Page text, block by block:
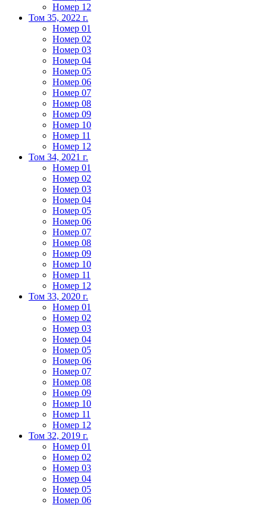
Номер 12
Том 35, 2022 г.
Номер 01
Номер 02
Номер 03
Номер 04
Номер 05
Номер 06
Номер 07
Номер 08
Номер 09
Номер 10
Номер 11
Номер 12
Том 34, 2021 г.
Номер 01
Номер 02
Номер 03
Номер 04
Номер 05
Номер 06
Номер 07
Номер 08
Номер 09
Номер 10
Номер 11
Номер 12
Том 33, 2020 г.
Номер 01
Номер 02
Номер 03
Номер 04
Номер 05
Номер 06
Номер 07
Номер 08
Номер 09
Номер 10
Номер 11
Номер 12
Том 32, 2019 г.
Номер 01
Номер 02
Номер 03
Номер 04
Номер 05
Номер 06